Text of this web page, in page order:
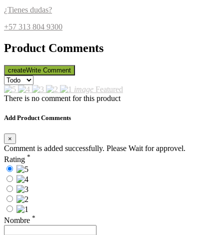
¿Tienes dudas?
+57 313 804 9300
Product Comments
createWrite Comment
image Featured
There is no comment for this product
Add Product Comments
×
Comment is added successfully. Please Wait for approvel.
Rating *
Nombre *